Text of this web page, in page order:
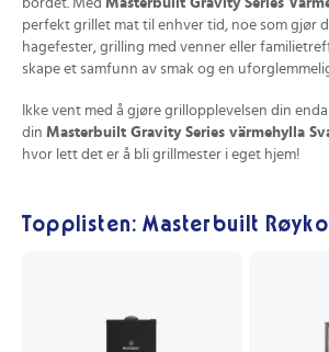
bordet. Med Masterbuilt Gravity Series
perfekt grillet mat til enhver tid, noe som gjør
hagefester, grilling med venner eller
skape et samfunn av smak og en
Ikke vent med å gjøre grillopplevelsen din
din Masterbuilt Gravity Series värmehylla
hvor lett det er å bli grillmester i eget hjem!
Topplisten: Masterbuilt